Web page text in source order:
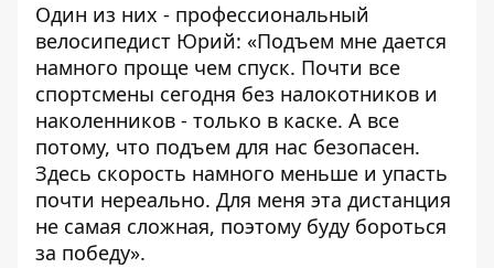
Один из них - профессиональный
велосипедист Юрий: «Подъем мне дается
намного проще чем спуск. Почти все
спортсмены сегодня без налокотников и
наколенников - только в каске. А все
потому, что подъем для нас безопасен.
Здесь скорость намного меньше и упасть
почти нереально. Для меня эта дистанция
не самая сложная, поэтому буду бороться
за победу».